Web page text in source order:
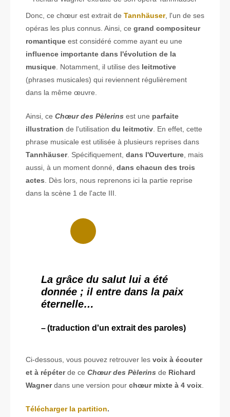
Donc, ce chœur est extrait de Tannhäuser, l'un de ses
opéras les plus connus. Ainsi, ce grand compositeur
romantique est considéré comme ayant eu une
influence importante dans l'évolution de la
musique . Notamment, il utilise des leitmotive
(phrases musicales) qui reviennent régulièrement
dans la même œuvre.
Ainsi, ce Chœur des Pèlerins est une parfaite
illustration de l'utilisation du leitmotiv . En effet, cette
phrase musicale est utilisée à plusieurs reprises dans
Tannhäuser. Spécifiquement, dans l'Ouverture , mais
aussi, à un moment donné, dans chacun des trois
actes . Dès lors, nous reprenons ici la partie reprise
dans la scène 1 de l'acte III.
La grâce du salut lui a été
donnée ; il entre dans la paix
éternelle…
(traduction d'un extrait des paroles)
Ci-dessous, vous pouvez retrouver les voix à écouter
et à répéterde ce Chœur des Pèlerins de Richard
Wagnerdans une version pour chœur mixte à 4 voix
Télécharger la partition.